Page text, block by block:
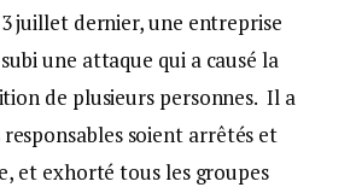
juillet dernier, une entreprise
une attaque qui a causé la
de plusieurs personnes. Il a
soient arrêtés et
et exhorté tous les groupes